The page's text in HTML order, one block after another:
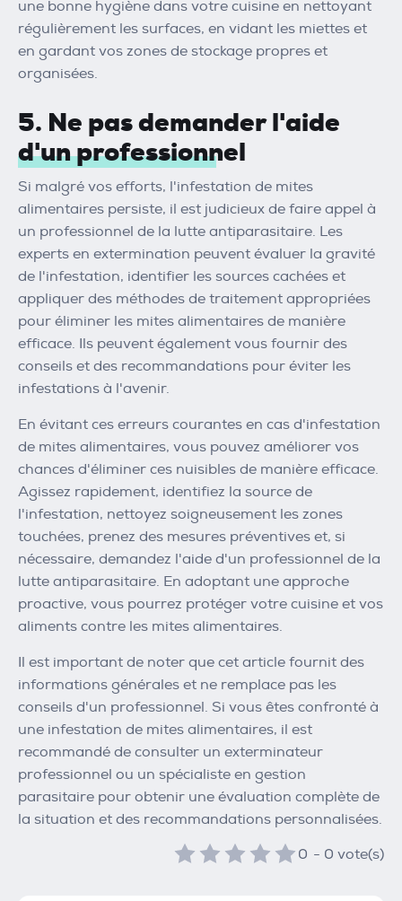
une bonne hygiène dans votre cuisine en nettoyant
régulièrement les surfaces, en vidant les miettes et
en gardant vos zones de stockage propres et
organisées.
5. Ne pas demander l'aide
d'un professionnel
Si malgré vos efforts, l'infestation de mites
alimentaires persiste, il est judicieux de faire appel à
un professionnel de la lutte antiparasitaire. Les
experts en extermination peuvent évaluer la gravité
de l'infestation, identifier les sources cachées et
appliquer des méthodes de traitement appropriées
pour éliminer les mites alimentaires de manière
efficace. Ils peuvent également vous fournir des
conseils et des recommandations pour éviter les
infestations à l'avenir.
En évitant ces erreurs courantes en cas d'infestation
de mites alimentaires, vous pouvez améliorer vos
chances d'éliminer ces nuisibles de manière efficace.
Agissez rapidement, identifiez la source de
l'infestation, nettoyez soigneusement les zones
touchées, prenez des mesures préventives et, si
nécessaire, demandez l'aide d'un professionnel de la
lutte antiparasitaire. En adoptant une approche
proactive, vous pourrez protéger votre cuisine et vos
aliments contre les mites alimentaires.
Il est important de noter que cet article fournit des
informations générales et ne remplace pas les
conseils d'un professionnel. Si vous êtes confronté à
une infestation de mites alimentaires, il est
recommandé de consulter un exterminateur
professionnel ou un spécialiste en gestion
parasitaire pour obtenir une évaluation complète de
la situation et des recommandations personnalisées.
0 - 0 vote(s)